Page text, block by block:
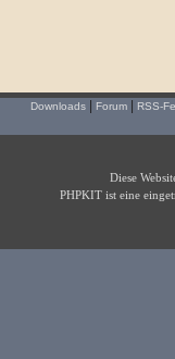
Downloads Forum RSS-
Diese
PHPKIT ist eine